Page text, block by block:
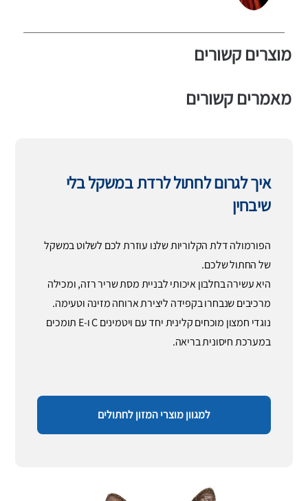
מוצרים קשורים
מאמרים קשורים
איך לגרום לחתול לרדת במשקל בלי
שיבחין
הפורמולה דלת הקלוריות שלנו עוזרת לכם לשלוט במשקל
של החתול שלכם.
היא עשירה בחלבון איכותי לבניית מסת שריר רזה, ומכילה
מרכיבים שנבחרו בקפידה ליצירת ארוחה מזינה וטעימה.
נוגדי חמצון מוכחים קלינית יחד עם ויטמינים C ו-E תומכים
במערכת חיסונית בריאה.
למגוון מוצרי המזון לחתולים